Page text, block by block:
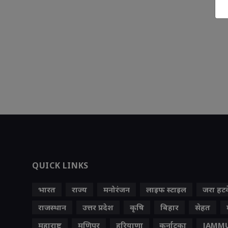
QUICK LINKS
भारत राज्य मनोरंजन लाइफ स्‍टाइल जरा
राजस्थान
उत्तर प्रदेश कृषि बिहार सेहत
महाराष्ट्र
मणिपुर हरियाणा कर्नाटका